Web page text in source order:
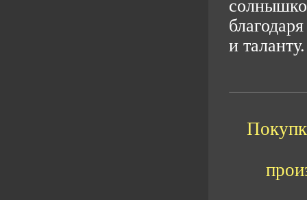
и таланту.